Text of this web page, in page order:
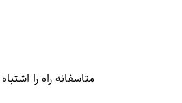
متاسفانه راه را